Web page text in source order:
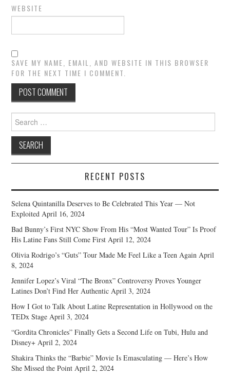
WEBSITE
SAVE MY NAME, EMAIL, AND WEBSITE IN THIS BROWSER
FOR THE NEXT TIME I COMMENT.
Search
for:
RECENT POSTS
Selena Quintanilla Deserves to Be Celebrated This Year — Not
Exploited April 16, 2024
Bad Bunny’s First NYC Show From His “Most Wanted Tour” Is Proof
His Latine Fans Still Come First April 12, 2024
Olivia Rodrigo’s “Guts” Tour Made Me Feel Like a Teen Again April
8, 2024
Jennifer Lopez’s Viral “The Bronx” Controversy Proves Younger
Latines Don’t Find Her Authentic April 3, 2024
How I Got to Talk About Latine Representation in Hollywood on the
TEDx Stage April 3, 2024
“Gordita Chronicles” Finally Gets a Second Life on Tubi, Hulu and
Disney+ April 2, 2024
Shakira Thinks the “Barbie” Movie Is Emasculating — Here’s How
She Missed the Point April 2, 2024